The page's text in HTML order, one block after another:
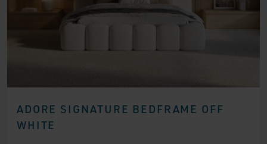
ADORE SIGNATURE BEDFRAME OFF
WHITE